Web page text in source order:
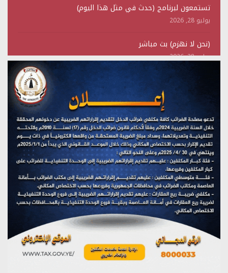
تستمعون لبرنامج (حدث في مثل هذا اليوم)
يوليو 28, 2026
(نحن لا نهزم) بث مباشر
يوليو 28, 2026
تستمعون لبرنامج (هندسة الوهم)
مؤتمر صحفي لمركز عين الإنسانية حول جرائم تحالف العدوان
على اليمن
يوليو 27, 2026
تستمعون لبرنامج (مع السيد القائد)
يوليو 26, 2026
تستمعون لبرنامج (خبر وعلم)
يوليو 26, 2026